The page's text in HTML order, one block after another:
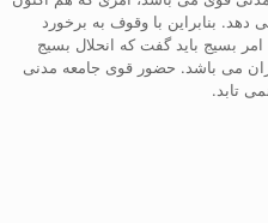
بنابراین با وقوف به برخورد
بسیج باید گفت که انحلال بسیج
می باشد. حضور قوی جامعه مدنی
تابد.